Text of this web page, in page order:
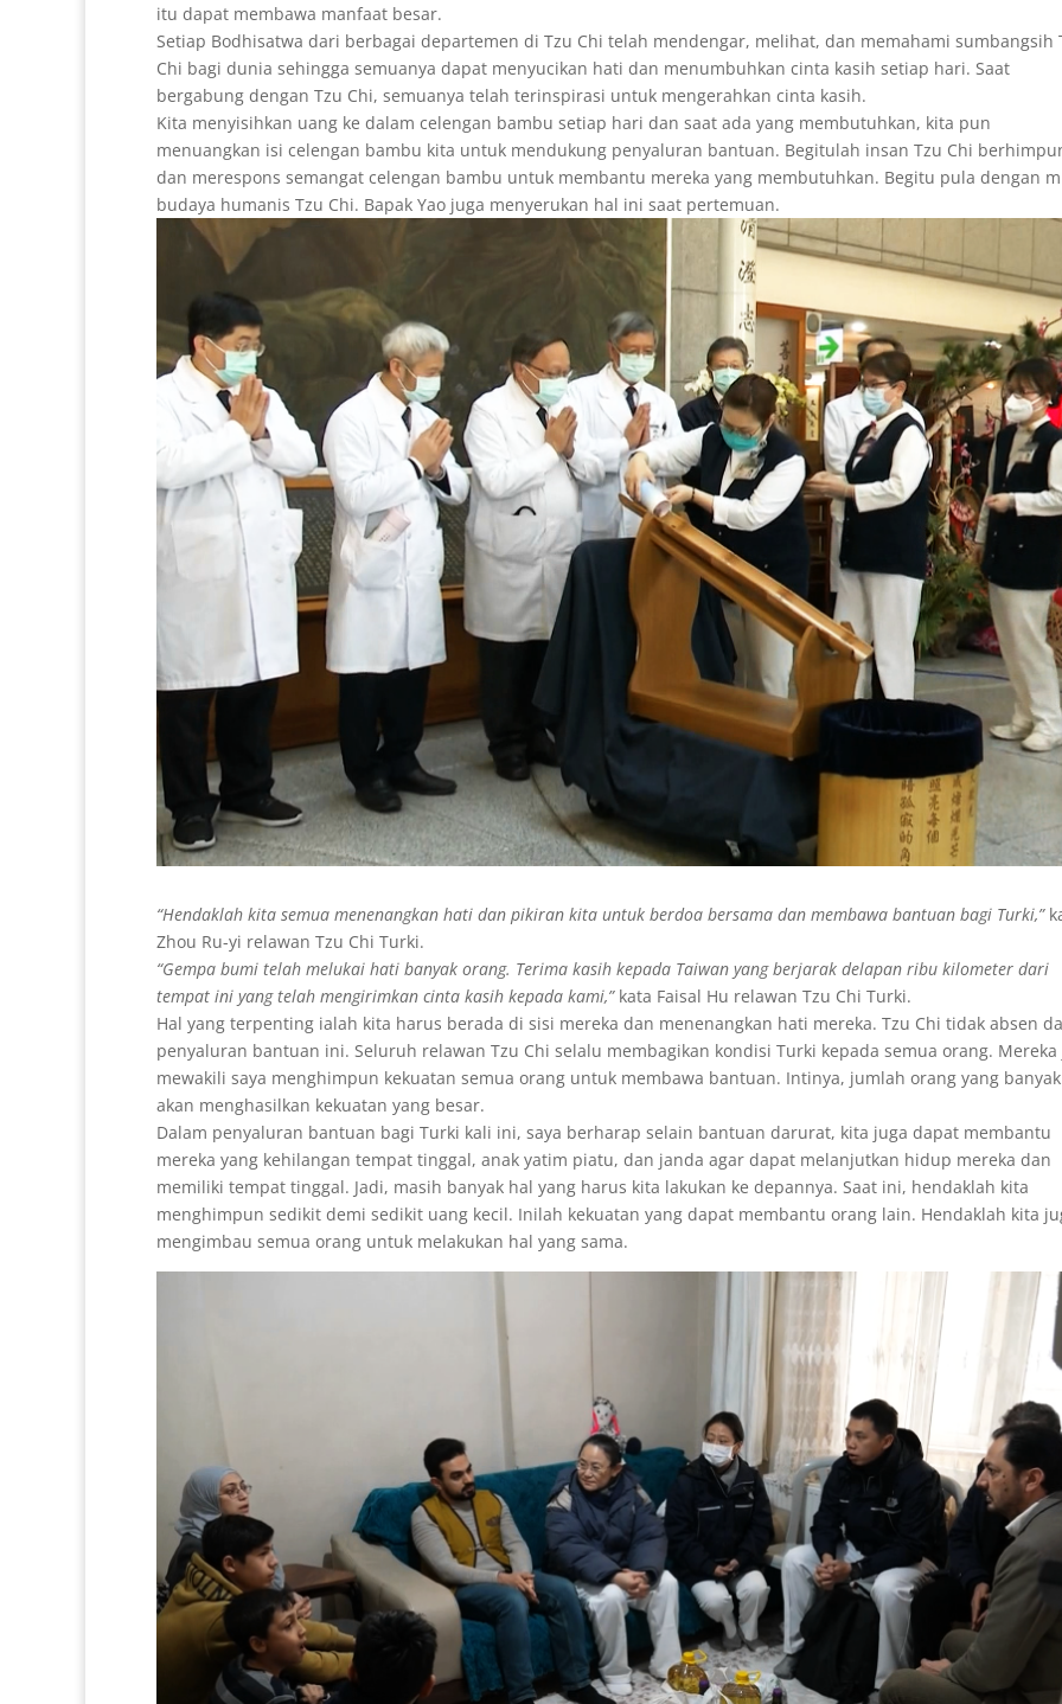
itu dapat membawa manfaat besar.
Setiap Bodhisatwa dari berbagai departemen di Tzu Chi telah mendengar, melihat, dan memahami sumbangsih
Chi bagi dunia sehingga semuanya dapat menyucikan hati dan menumbuhkan cinta kasih setiap hari. Saat
bergabung dengan Tzu Chi, semuanya telah terinspirasi untuk mengerahkan cinta kasih.
Kita menyisihkan uang ke dalam celengan bambu setiap hari dan saat ada yang membutuhkan, kita pun
menuangkan isi celengan bambu kita untuk mendukung penyaluran bantuan. Begitulah insan Tzu Chi
dan merespons semangat celengan bambu untuk membantu mereka yang membutuhkan. Begitu pula dengan
budaya humanis Tzu Chi. Bapak Yao juga menyerukan hal ini saat pertemuan.
“Hendaklah kita semua menenangkan hati dan pikiran kita untuk berdoa bersama dan membawa bantuan bagi Turki,”
Zhou Ru-yi relawan Tzu Chi Turki.
“Gempa bumi telah melukai hati banyak orang. Terima kasih kepada Taiwan yang berjarak delapan ribu kilometer dari
tempat ini yang telah mengirimkan cinta kasih kepada kami,”kata Faisal Hu relawan Tzu Chi Turki.
Hal yang terpenting ialah kita harus berada di sisi mereka dan menenangkan hati mereka. Tzu Chi tidak absen
penyaluran bantuan ini. Seluruh relawan Tzu Chi selalu membagikan kondisi Turki kepada semua orang. Mereka
mewakili saya menghimpun kekuatan semua orang untuk membawa bantuan. Intinya, jumlah orang yang banyak
akan menghasilkan kekuatan yang besar.
Dalam penyaluran bantuan bagi Turki kali ini, saya berharap selain bantuan darurat, kita juga dapat membantu
mereka yang kehilangan tempat tinggal, anak yatim piatu, dan janda agar dapat melanjutkan hidup mereka dan
memiliki tempat tinggal. Jadi, masih banyak hal yang harus kita lakukan ke depannya. Saat ini, hendaklah kita
menghimpun sedikit demi sedikit uang kecil. Inilah kekuatan yang dapat membantu orang lain. Hendaklah kita
mengimbau semua orang untuk melakukan hal yang sama.